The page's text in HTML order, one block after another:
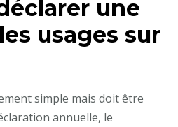
une
usages sur
simple mais doit être
annuelle, le